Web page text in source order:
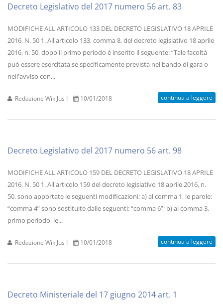
Decreto Legislativo del 2017 numero 56 art. 83
MODIFICHE ALL'ARTICOLO 133 DEL DECRETO LEGISLATIVO 18 APRILE
2016, N. 50 1. All'articolo 133, comma 8, del decreto legislativo 18 aprile
2016, n. 50, dopo il primo periodo è inserito il seguente: “Tale facoltà
può essere esercitata se specificamente prevista nel bando di gara o
nell'avviso con...
Redazione WikiJus I 10/01/2018 continua a leggere
Decreto Legislativo del 2017 numero 56 art. 98
MODIFICHE ALL'ARTICOLO 159 DEL DECRETO LEGISLATIVO 18 APRILE
2016, N. 50 1. All'articolo 159 del decreto legislativo 18 aprile 2016, n.
50, sono apportate le seguenti modificazioni: a) al comma 1, le parole:
“comma 4” sono sostituite dalle seguenti: “comma 6”; b) al comma 3,
primo periodo, le...
Redazione WikiJus I 10/01/2018 continua a leggere
Decreto Ministeriale del 17 giugno 2014 art. 1